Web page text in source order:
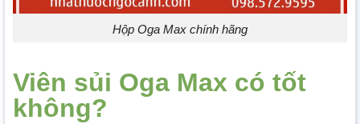
Hộp Oga Max chính hãng
Viên sủi Oga Max có tốt
không?